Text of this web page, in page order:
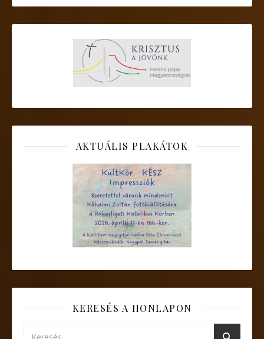
AKTUÁLIS PLAKÁTOK
KERESÉS A HONLAPON